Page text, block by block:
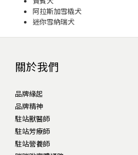
阿拉斯加雪橇犬
迷你雪納瑞犬
關於我們
品牌緣起
品牌精神
駐站獸醫師
駐站芳療師
駐站營養師